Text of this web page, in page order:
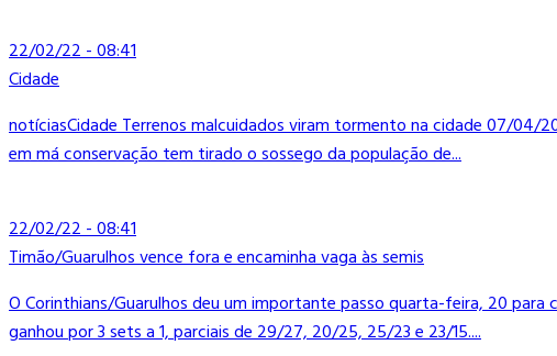
22/02/22 - 08:41
Cidade
notíciasCidade Terrenos malcuidados viram tormento na cidade 07/04/
em má conservação tem tirado o sossego da população de...
22/02/22 - 08:41
Timão/Guarulhos vence fora e encaminha vaga às semis
O Corinthians/Guarulhos deu um importante passo quarta-feira, 20
ganhou por 3 sets a 1, parciais de 29/27, 20/25, 25/23 e 23/15....